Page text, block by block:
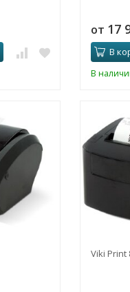
от 17
В
В
Viki Print